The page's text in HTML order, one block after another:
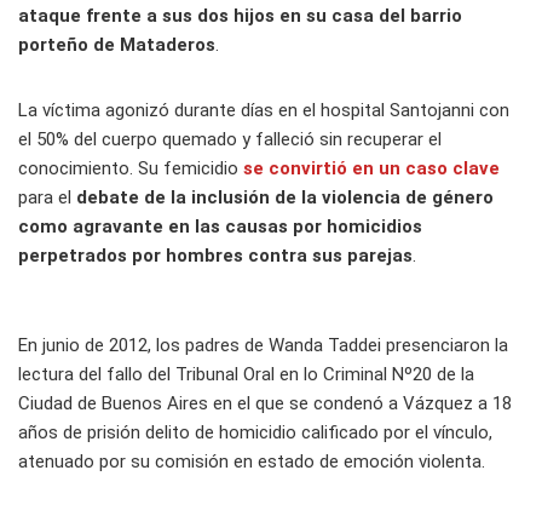
ataque frente a sus dos hijos en su casa del barrio
porteño de Mataderos.
La víctima agonizó durante días en el hospital Santojanni con
el 50% del cuerpo quemado y falleció sin recuperar el
conocimiento. Su femicidio se convirtió en un caso clave
para el debate de la inclusión de la violencia de género
como agravante en las causas por homicidios
perpetrados por hombres contra sus parejas.
En junio de 2012, los padres de Wanda Taddei presenciaron la
lectura del fallo del Tribunal Oral en lo Criminal Nº20 de la
Ciudad de Buenos Aires en el que se condenó a Vázquez a 18
años de prisión delito de homicidio calificado por el vínculo,
atenuado por su comisión en estado de emoción violenta.